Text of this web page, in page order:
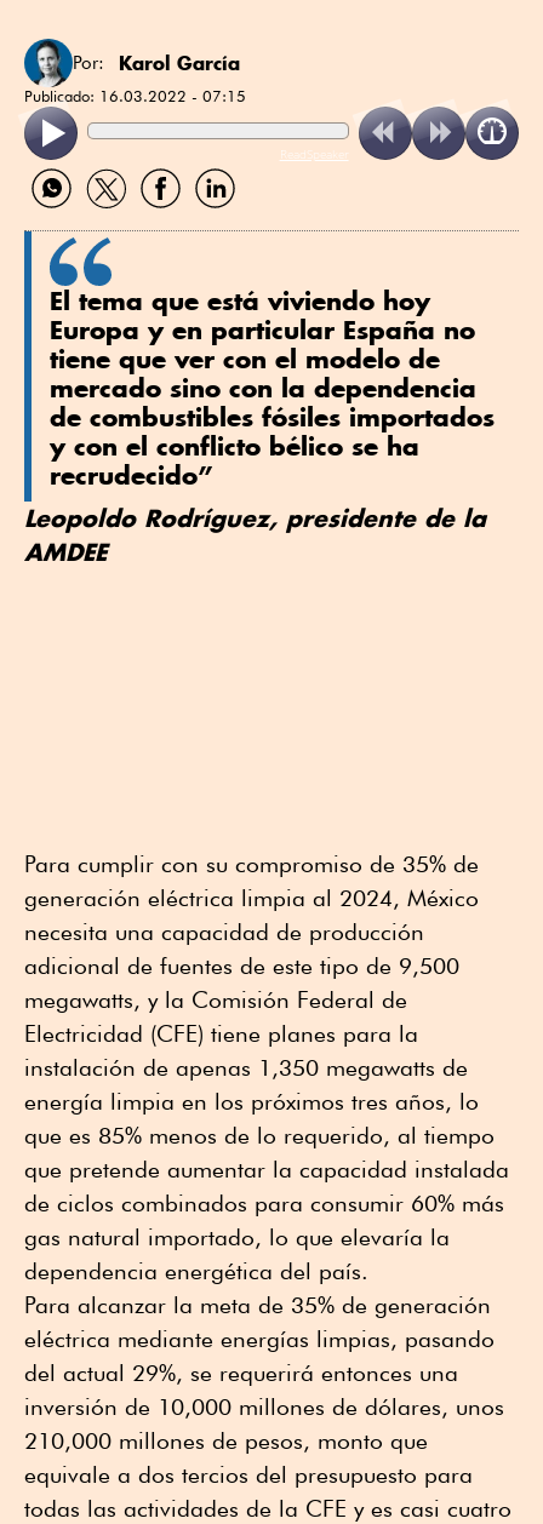
Por: Karol García
Publicado: 16.03.2022 - 07:15
ReadSpeaker
Compartir
por
Compartir
por
Compartir
por
Compartir
por
El tema que está viviendo hoy
Europa y en particular España no
tiene que ver con el modelo de
mercado sino con la dependencia
de combustibles fósiles importados
y con el conflicto bélico se ha
recrudecido”
Leopoldo Rodríguez, presidente de la
AMDEE
Para cumplir con su compromiso de 35% de
generación eléctrica limpia al 2024, México
necesita una capacidad de producción
adicional de fuentes de este tipo de 9,500
megawatts, y la Comisión Federal de
Electricidad (CFE) tiene planes para la
instalación de apenas 1,350 megawatts de
energía limpia en los próximos tres años, lo
que es 85% menos de lo requerido, al tiempo
que pretende aumentar la capacidad instalada
de ciclos combinados para consumir 60% más
gas natural importado, lo que elevaría la
dependencia energética del país.
Para alcanzar la meta de 35% de generación
eléctrica mediante energías limpias, pasando
del actual 29%, se requerirá entonces una
inversión de 10,000 millones de dólares, unos
210,000 millones de pesos, monto que
equivale a dos tercios del presupuesto para
todas las actividades de la CFE y es casi cuatro